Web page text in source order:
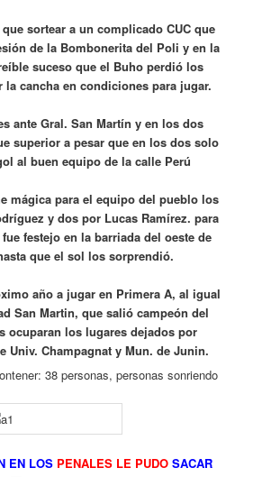
sortear a un complicado CUC que
de la Bombonerita del Poli y en la
suceso que el Buho perdió los
cancha en condiciones para jugar.
ante Gral. San Martín y en los dos
superior a pesar que en los dos solo
al buen equipo de la calle Perú
mágica para el equipo del pueblo los
y dos por Lucas Ramírez. para
festejo en la barriada del oeste de
que el sol los sorprendió.
año a jugar en Primera A, al igual
San Martin, que salió campeón del
ocuparan los lugares dejados por
Univ. Champagnat y Mun. de Junin.
EN LOSPENALES LE PUDOSACAR